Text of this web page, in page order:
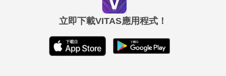
立即下載VITAS應用程式！